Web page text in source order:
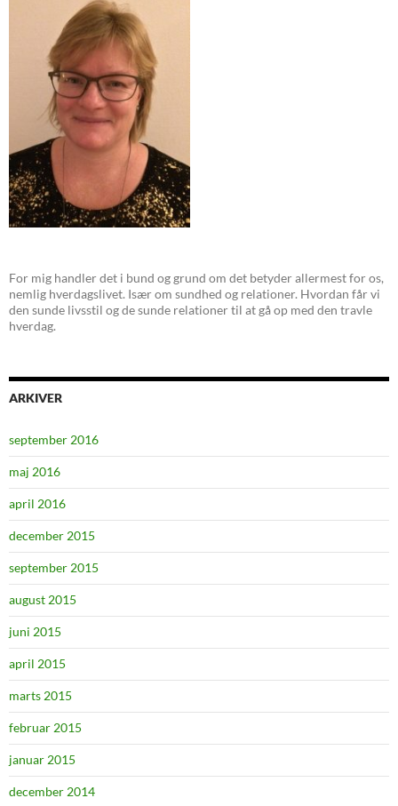
For mig handler det i bund og grund om det betyder allermest for os,
nemlig hverdagslivet. Især om sundhed og relationer. Hvordan får vi
den sunde livsstil og de sunde relationer til at gå op med den travle
hverdag.
ARKIVER
september 2016
maj 2016
april 2016
december 2015
september 2015
august 2015
juni 2015
april 2015
marts 2015
februar 2015
januar 2015
december 2014